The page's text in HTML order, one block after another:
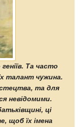
Та часто
талант чужина.
та для
невідомими.
ці
щоб їх імена